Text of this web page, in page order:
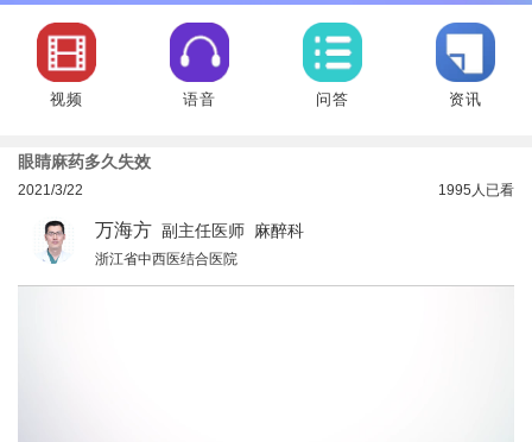
视频 语音 问答 资讯
眼睛麻药多久失效
2021/3/22 1995 人已看
万海方 副主任医师 麻醉科
浙江省中西医结合医院